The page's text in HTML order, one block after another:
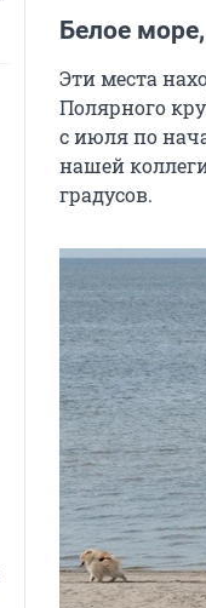
Белое
Эти места
Полярного
с июля по
нашей
градусов.